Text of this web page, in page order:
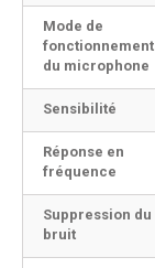
Mode de
fonctionnement
du microphone
Sensibilité
Réponse en
fréquence
Suppression du
bruit